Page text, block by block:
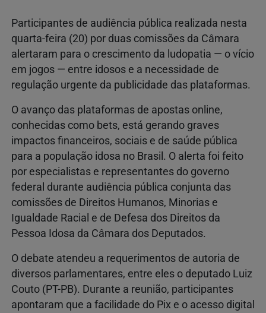
Participantes de audiência pública realizada nesta
quarta-feira (20) por duas comissões da Câmara
alertaram para o crescimento da ludopatia — o vício
em jogos — entre idosos e a necessidade de
regulação urgente da publicidade das plataformas.
O avanço das plataformas de apostas online,
conhecidas como bets, está gerando graves
impactos financeiros, sociais e de saúde pública
para a população idosa no Brasil. O alerta foi feito
por especialistas e representantes do governo
federal durante audiência pública conjunta das
comissões de Direitos Humanos, Minorias e
Igualdade Racial e de Defesa dos Direitos da
Pessoa Idosa da Câmara dos Deputados.
O debate atendeu a requerimentos de autoria de
diversos parlamentares, entre eles o deputado Luiz
Couto (PT-PB). Durante a reunião, participantes
apontaram que a facilidade do Pix e o acesso digital